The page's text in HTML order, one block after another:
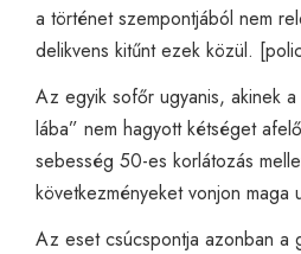
a történet szempontjából nem
delikvens kitűnt ezek közül. [
Az egyik sofőr ugyanis, akinek
lába” nem hagyott kétséget
sebesség 50-es korlátozás
következményeket vonjon maga
Az eset csúcspontja azonban a